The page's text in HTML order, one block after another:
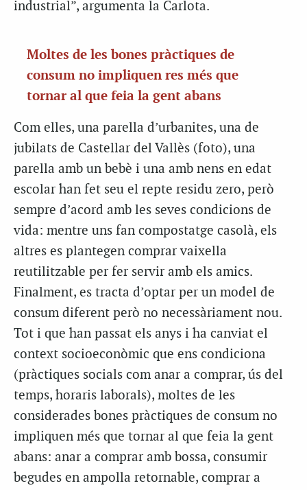
industrial”, argumenta la Carlota.
Moltes de les bones pràctiques de
consum no impliquen res més que
tornar al que feia la gent abans
Com elles, una parella d’urbanites, una de
jubilats de Castellar del Vallès (foto), una
parella amb un bebè i una amb nens en edat
escolar han fet seu el repte residu zero, però
sempre d’acord amb les seves condicions de
vida: mentre uns fan compostatge casolà, els
altres es plantegen comprar vaixella
reutilitzable per fer servir amb els amics.
Finalment, es tracta d’optar per un model de
consum diferent però no necessàriament nou.
Tot i que han passat els anys i ha canviat el
context socioeconòmic que ens condiciona
(pràctiques socials com anar a comprar, ús del
temps, horaris laborals), moltes de les
considerades bones pràctiques de consum no
impliquen més que tornar al que feia la gent
abans: anar a comprar amb bossa, consumir
begudes en ampolla retornable, comprar a